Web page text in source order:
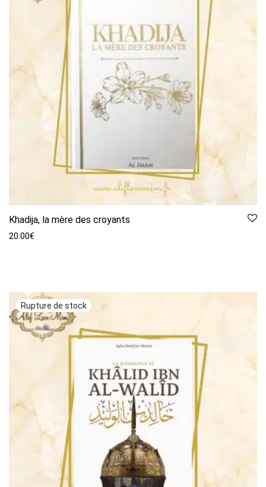
Khadija, la mère des croyants
20.00€